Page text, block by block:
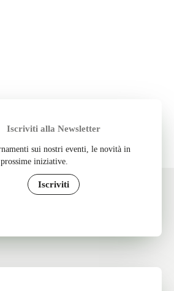
Iscriviti alla Newsletter
sui nostri eventi, le novità in
iniziative.
Iscriviti